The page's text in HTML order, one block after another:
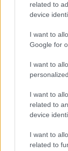
related to
device
I want to
Google for
I want to
I want to
related to
device
I want to
related to
CZUNYINÉ
- LETILTOTTA
Nem vicc! A